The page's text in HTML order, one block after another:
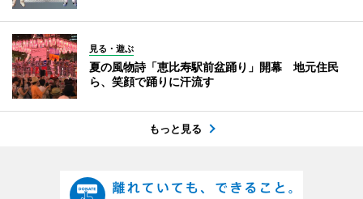
見る・遊ぶ
夏の風物詩「恵比寿駅前盆踊り」開幕 地元住民
ら、笑顔で踊りに汗流す
もっと見る